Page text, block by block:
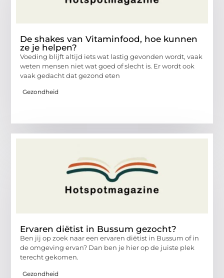
De shakes van Vitaminfood, hoe kunnen
ze je helpen?
Voeding blijft altijd iets wat lastig gevonden wordt, vaak
weten mensen niet wat goed of slecht is. Er wordt ook
vaak gedacht dat gezond eten
Gezondheid
Ervaren diëtist in Bussum gezocht?
Ben jij op zoek naar een ervaren diëtist in Bussum of in
de omgeving ervan? Dan ben je hier op de juiste plek
terecht gekomen.
Gezondheid